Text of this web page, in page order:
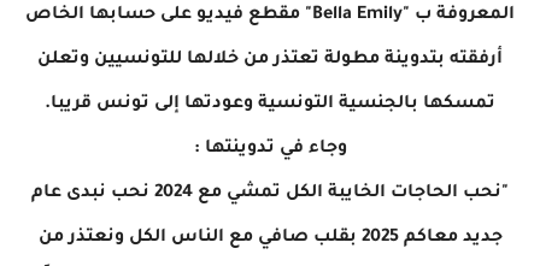
المعروفة ب "Bella Emily" مقطع فيديو على حسابها الخاص
أرفقته بتدوينة مطولة تعتذر من خلالها للتونسيين وتعلن
تمسكها بالجنسية التونسية وعودتها إلى تونس قريبا.
وجاء في تدوينتها :
"نحب الحاجات الخايبة الكل تمشي مع 2024 نحب نبدى عام
جديد معاكم 2025 بقلب صافي مع الناس الكل ونعتذر من